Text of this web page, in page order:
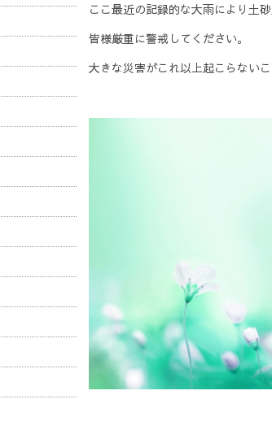
ここ最近の記録的な大雨により土
皆様厳重に警戒してください。
大きな災害がこれ以上起こらない